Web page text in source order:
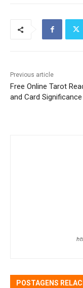
Previous article
Free Online Tarot
and Card Significance
POSTAGENS